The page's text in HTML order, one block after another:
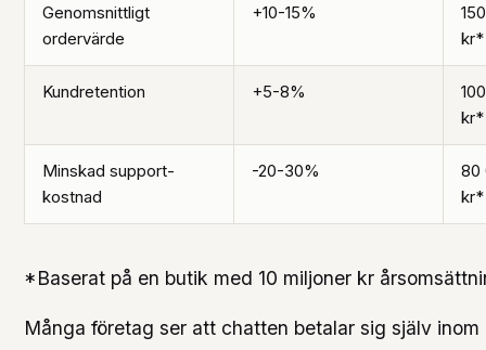
Genomsnittligt
ordervärde
+10-15%
kr*
Kundretention +5-8%
kr*
Minskad support-
kostnad
-20-30%
80
kr*
*Baserat på en butik med 10 miljoner kr
Många företag ser att chatten betalar sig själv